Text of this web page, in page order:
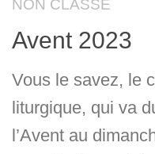
NON CLASSÉ
Avent 2023
Vous le savez, le
liturgique, qui va
l’Avent au